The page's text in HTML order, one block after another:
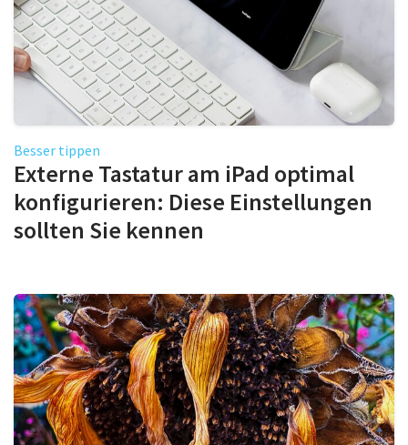
Besser tippen
Externe Tastatur am iPad optimal
konfigurieren: Diese Einstellungen
sollten Sie kennen